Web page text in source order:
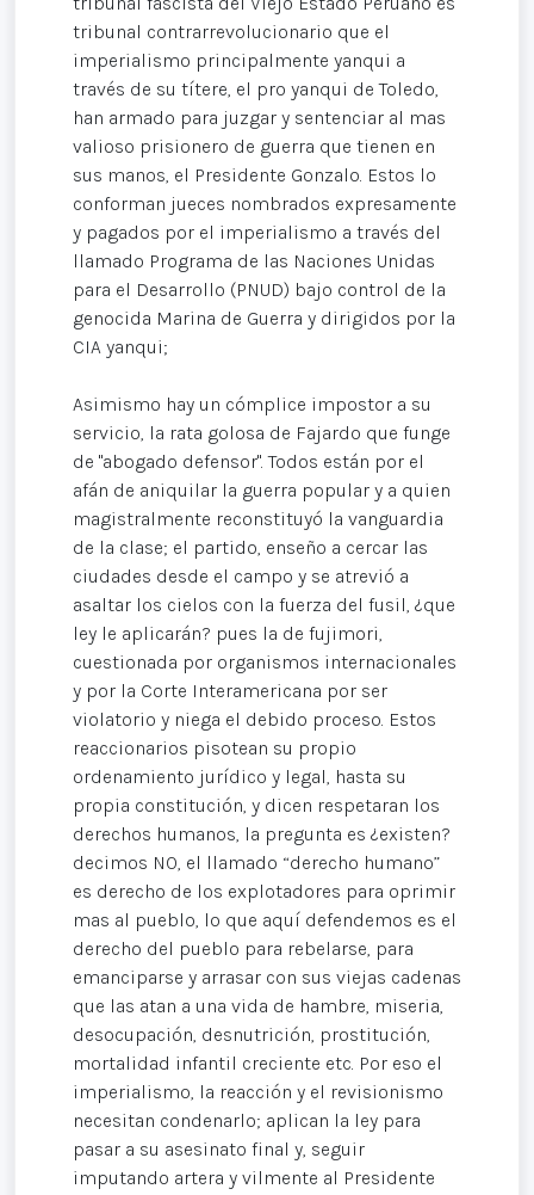
tribunal contrarrevolucionario que el
imperialismo principalmente yanqui a
través de su títere, el pro yanqui de Toledo,
han armado para juzgar y sentenciar al mas
valioso prisionero de guerra que tienen en
sus manos, el Presidente Gonzalo. Estos lo
conforman jueces nombrados expresamente
y pagados por el imperialismo a través del
llamado Programa de las Naciones Unidas
para el Desarrollo (PNUD) bajo control de la
genocida Marina de Guerra y dirigidos por la
CIA yanqui;
Asimismo hay un cómplice impostor a su
servicio, la rata golosa de Fajardo que funge
de "abogado defensor". Todos están por el
afán de aniquilar la guerra popular y a quien
magistralmente reconstituyó la vanguardia
de la clase; el partido, enseño a cercar las
ciudades desde el campo y se atrevió a
asaltar los cielos con la fuerza del fusil, ¿que
ley le aplicarán? pues la de fujimori,
cuestionada por organismos internacionales
y por la Corte Interamericana por ser
violatorio y niega el debido proceso. Estos
reaccionarios pisotean su propio
ordenamiento jurídico y legal, hasta su
propia constitución, y dicen respetaran los
derechos humanos, la pregunta es ¿existen?
decimos NO, el llamado “derecho humano”
es derecho de los explotadores para oprimir
mas al pueblo, lo que aquí defendemos es el
derecho del pueblo para rebelarse, para
emanciparse y arrasar con sus viejas cadenas
que las atan a una vida de hambre, miseria,
desocupación, desnutrición, prostitución,
mortalidad infantil creciente etc. Por eso el
imperialismo, la reacción y el revisionismo
necesitan condenarlo; aplican la ley para
pasar a su asesinato final y, seguir
imputando artera y vilmente al Presidente